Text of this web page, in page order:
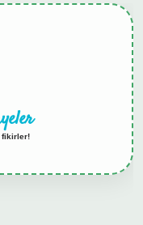
fikirler!